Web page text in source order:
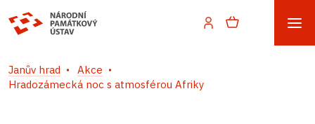
Janův hrad
Akce
Hradozámecká noc s atmosférou Afriky